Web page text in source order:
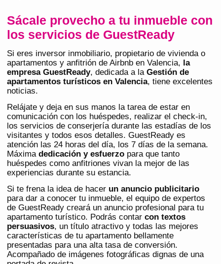
Sácale provecho a tu inmueble con
los servicios de GuestReady
Si eres inversor inmobiliario, propietario de vivienda o
apartamentos y anfitrión de Airbnb en Valencia, la
empresa GuestReady, dedicada a la Gestión de
apartamentos turísticos en Valencia, tiene excelentes
noticias.
Relájate y deja en sus manos la tarea de estar en
comunicación con los huéspedes, realizar el check-in,
los servicios de conserjería durante las estadías de los
visitantes y todos esos detalles. GuestReady es
atención las 24 horas del día, los 7 días de la semana.
Máxima dedicación y esfuerzo para que tanto
huéspedes como anfitriones vivan la mejor de las
experiencias durante su estancia.
Si te frena la idea de hacer un anuncio publicitario
para dar a conocer tu inmueble, el equipo de expertos
de GuestReady creará un anuncio profesional para tu
apartamento turístico. Podrás contar con textos
persuasivos, un título atractivo y todas las mejores
características de tu apartamento bellamente
presentadas para una alta tasa de conversión.
Acompañado de imágenes fotográficas dignas de una